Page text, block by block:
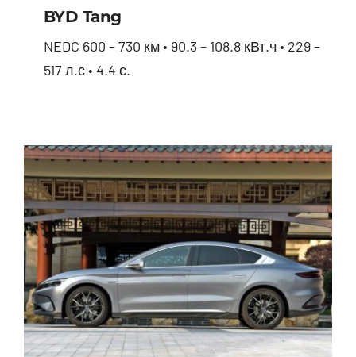
BYD Tang
NEDC 600 – 730 км • 90.3 – 108.8 кВт.ч • 229 –
517 л.с • 4.4 с.